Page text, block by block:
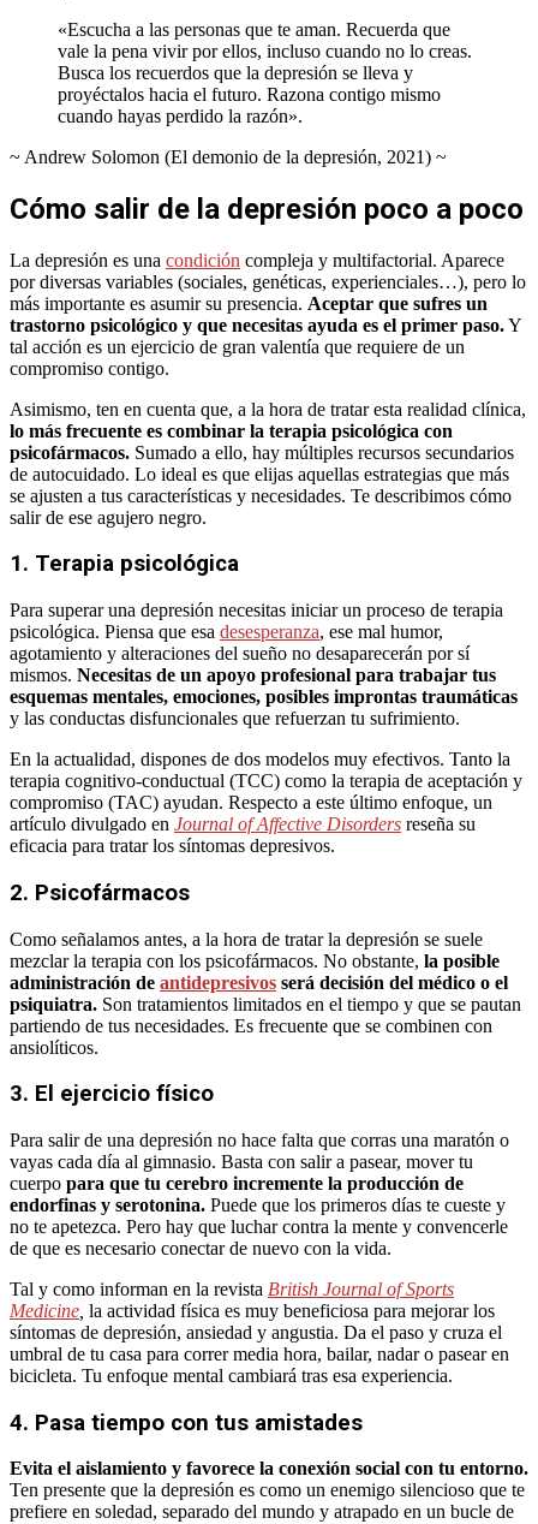
«Escucha a las personas que te aman. Recuerda que
vale la pena vivir por ellos, incluso cuando no lo creas.
Busca los recuerdos que la depresión se lleva y
proyéctalos hacia el futuro. Razona contigo mismo
cuando hayas perdido la razón».
~ Andrew Solomon (El demonio de la depresión, 2021) ~
Cómo salir de la depresión poco a poco
La depresión es una condición compleja y multifactorial. Aparece
por diversas variables (sociales, genéticas, experienciales…), pero lo
más importante es asumir su presencia. Aceptar que sufres un
trastorno psicológico y que necesitas ayuda es el primer paso.Y
tal acción es un ejercicio de gran valentía que requiere de un
compromiso contigo.
Asimismo, ten en cuenta que, a la hora de tratar esta realidad clínica,
lo más frecuente es combinar la terapia psicológica con
psicofármacos. Sumado a ello, hay múltiples recursos secundarios
de autocuidado. Lo ideal es que elijas aquellas estrategias que más
se ajusten a tus características y necesidades. Te describimos cómo
salir de ese agujero negro.
1. Terapia psicológica
Para superar una depresión necesitas iniciar un proceso de terapia
psicológica. Piensa que esa desesperanza, ese mal humor,
agotamiento y alteraciones del sueño no desaparecerán por sí
mismos. Necesitas de un apoyo profesional para trabajar tus
esquemas mentales, emociones, posibles improntas traumáticas
y las conductas disfuncionales que refuerzan tu sufrimiento.
En la actualidad, dispones de dos modelos muy efectivos. Tanto la
terapia cognitivo-conductual (TCC) como la terapia de aceptación y
compromiso (TAC) ayudan. Respecto a este último enfoque, un
artículo divulgado en Journal of Affective Disorders reseña su
eficacia para tratar los síntomas depresivos.
2. Psicofármacos
Como señalamos antes, a la hora de tratar la depresión se suele
mezclar la terapia con los psicofármacos. No obstante, la posible
administración de antidepresivos será decisión del médico o el
psiquiatra. Son tratamientos limitados en el tiempo y que se pautan
partiendo de tus necesidades. Es frecuente que se combinen con
ansiolíticos.
3. El ejercicio físico
Para salir de una depresión no hace falta que corras una maratón o
vayas cada día al gimnasio. Basta con salir a pasear, mover tu
cuerpo para que tu cerebro incremente la producción de
endorfinas y serotonina. Puede que los primeros días te cueste y
no te apetezca. Pero hay que luchar contra la mente y convencerle
de que es necesario conectar de nuevo con la vida.
Tal y como informan en la revista British Journal of Sports
Medicine la actividad física es muy beneficiosa para mejorar los
síntomas de depresión, ansiedad y angustia. Da el paso y cruza el
umbral de tu casa para correr media hora, bailar, nadar o pasear en
bicicleta. Tu enfoque mental cambiará tras esa experiencia.
4. Pasa tiempo con tus amistades
Evita el aislamiento y favorece la conexión social con tu entorno.
Ten presente que la depresión es como un enemigo silencioso que te
prefiere en soledad, separado del mundo y atrapado en un bucle de